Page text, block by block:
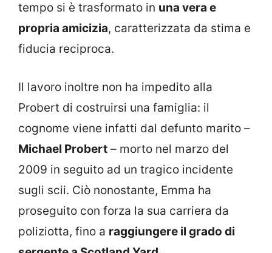
tempo si è trasformato in una vera e
propria amicizia, caratterizzata da stima e
fiducia reciproca.
Il lavoro inoltre non ha impedito alla
Probert di costruirsi una famiglia: il
cognome viene infatti dal defunto marito –
Michael Probert – morto nel marzo del
2009 in seguito ad un tragico incidente
sugli scii. Ciò nonostante, Emma ha
proseguito con forza la sua carriera da
poliziotta, fino a raggiungere il grado di